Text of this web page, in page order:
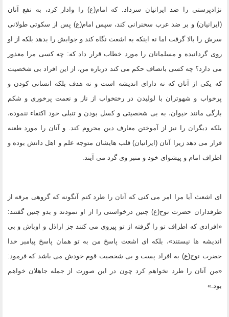
نژادپرستى را ضد ایرانیان سرداد. که امام(ع) را وادار کرد، به نفع آنان
(ایرانیان) و بر ضد عرب سخنرانى کند، سپس امام(ع) پس از سکوتى طولانى
سرش را بالا گرفت اما نه اینکه به اشعث نگاه کند و جوابش را بدهد بلکه از او
روى گردانیده و مسلمانان را مورد خطاب قرار داد که: چه کسى مرا معذور
مى دارد؟ چه کسى بانصاف حکم مى کند درباره من، از این افراد بى شخصیت
که یکى از آنان که نه داراى اندیشه است و نه هدف بلکه انسانى کودن و
پرخواب و شهوتران با لولیدن در رختخواب از ناز و نعمت پرخورى و شکم
بارگى مانند حیوان، به بى شخصیتى و کسل بودن و تنبلى خود اکتفاء ننموده،
بلکه دیگران را نیز از آموختن معارف دین محروم کند. و آنان را مورد طعنه
قرار مى دهد زیرا آنان (ایرانیان) قلب هایشان متوجه علم و اهل دانش بوده و
اطراف امام و پیشواى خود و منبر وى گرد مى آیند.
اى اشعث آیا مرا امر مى کنى که آنان را طرد کنم آنگونه که گروهى مرفه از
طرفداران حضرت نوح(ع) چنین درخواستى را از او نمودند و بدو چنین گفتند:
«افرادى که اطراف تو را گرفته از تو پیروى مى کنند جز اراذل و اوباش و بى
اندیشه ها نیستند»، بلکه اى اشعث پاسخ من به تو همان پاسخ پیامبر خدا
حضرت نوح(ع) به افراد پست و بى شخصیت قوم خودش مى باشد که فرمود:
«من آنان را طرد نخواهم کرد چون در این صورت از جمله جاهلان خواهم
بود.»